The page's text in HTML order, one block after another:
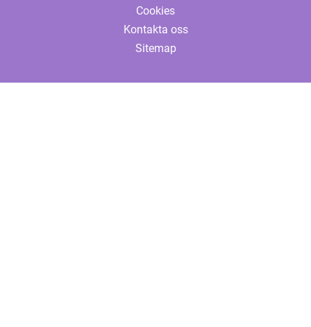
Cookies
Kontakta oss
Sitemap